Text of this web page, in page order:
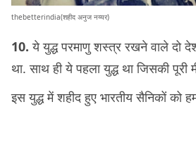
thebetterindia(शहीद अनुज नय्यर)
10.ये युद्ध परमाणु शस्त्र रखने वाले दो
था. साथ ही ये पहला युद्ध था जिसकी पूरी
इस युद्ध में शहीद हुए भारतीय सैनिकों को